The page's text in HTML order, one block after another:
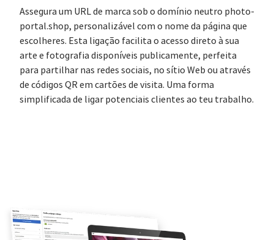
Assegura um URL de marca sob o domínio neutro photo-
portal.shop, personalizável com o nome da página que
escolheres. Esta ligação facilita o acesso direto à sua
arte e fotografia disponíveis publicamente, perfeita
para partilhar nas redes sociais, no sítio Web ou através
de códigos QR em cartões de visita. Uma forma
simplificada de ligar potenciais clientes ao teu trabalho.